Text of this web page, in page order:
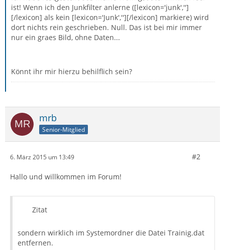
ist! Wenn ich den Junkfilter anlerne ([lexicon='junk','']
[/lexicon] als kein [lexicon='Junk',''][/lexicon] markiere) wird
dort nichts rein geschrieben. Null. Das ist bei mir immer
nur ein graes Bild, ohne Daten...
Könnt ihr mir hierzu behilflich sein?
mrb
Senior-Mitglied
6. März 2015 um 13:49 #2
Hallo und willkommen im Forum!
Zitat
sondern wirklich im Systemordner die Datei Trainig.dat
entfernen.